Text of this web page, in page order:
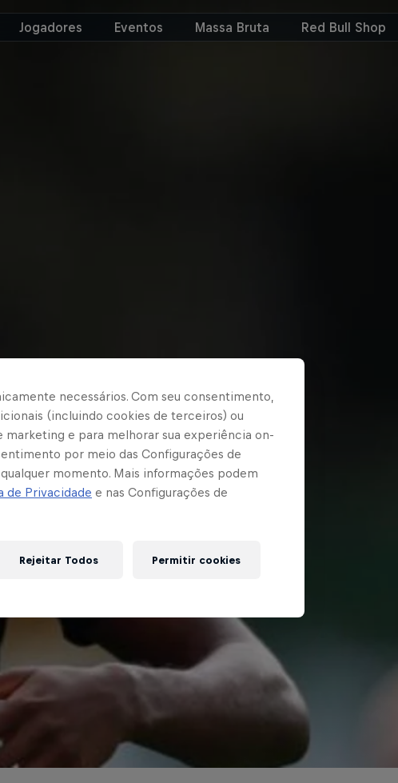
Jogadores Eventos Massa Bruta Red Bull Shop
necessários. Com seu consentimento,
(incluindo cookies de terceiros) ou
marketing e para melhorar sua experiência on-
por meio das Configurações de
momento. Mais informações podem
de Privacidade e nas Configurações de
Rejeitar Todos Permitir cookies